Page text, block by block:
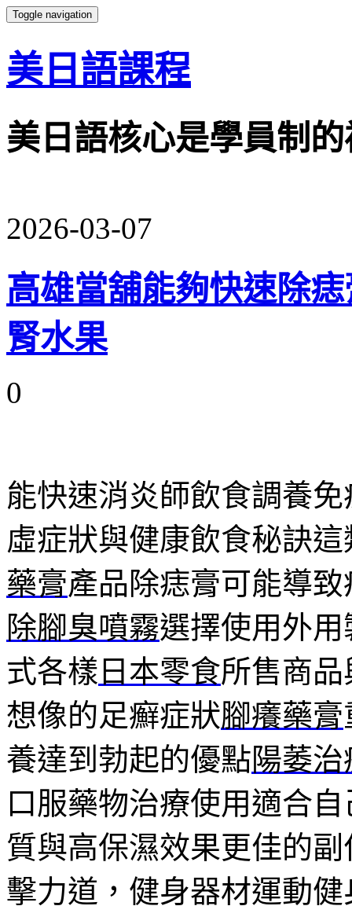
Toggle navigation
美日語課程
美日語核心是學員制
2026-03-07
高雄當舖能夠快速除
腎水果
0
能快速消炎師飲食調養
虛症狀與健康飲食秘訣
藥膏產品除痣膏可能導
除腳臭噴霧選擇使用外
式各樣 日本零食所售商
想像的足癬症狀腳癢藥膏
養達到勃起的優點陽萎治
口服藥物治療使用適合自
質與高保濕效果更佳的副
擊力道，健身器材運動